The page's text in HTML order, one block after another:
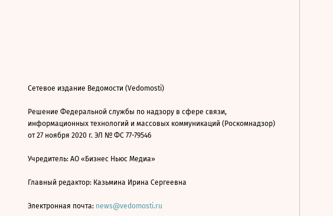
Сетевое издание Ведомости (Vedomosti)
Решение Федеральной службы по надзору в сфере связи,
информационных технологий и массовых коммуникаций (Роскомнадзор)
от 27 ноября 2020 г. ЭЛ № ФС 77-79546
Учредитель: АО «Бизнес Ньюс Медиа»
Главный редактор: Казьмина Ирина Сергеевна
Электронная почта: news@vedomosti.ru